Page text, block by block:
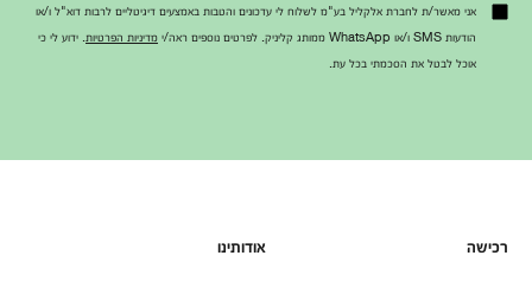
אני מאשר/ת לחברת אלקליל בע"מ לשלוח לי עדכונים והטבות באמצעים דיגיטליים לרבות דוא"ל ו/או
הודעות SMS ו/או WhatsApp ממותג קליניק. לפרטים נוספים ראה/י
מדיניות הפרטיות . ידוע לי כי
אוכל לבטל את הסכמתי בכל עת.
רכישה אודותינו